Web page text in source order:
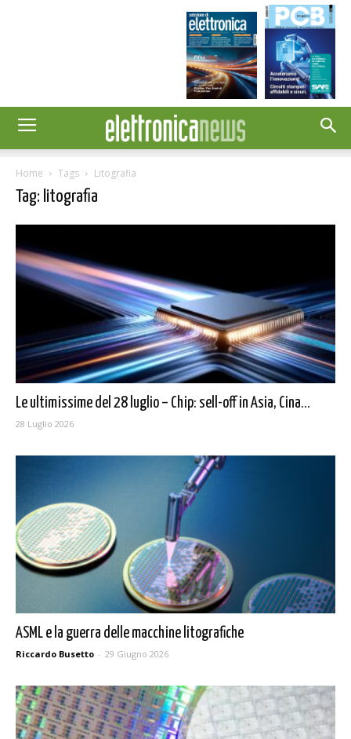
Home Tags Litografia
Tag: litografia
Le ultimissime del 28 luglio – Chip: sell-off in Asia, Cina...
28 Luglio 2026
ASML e la guerra delle macchine litografiche
Riccardo Busetto - 29 Giugno 2026